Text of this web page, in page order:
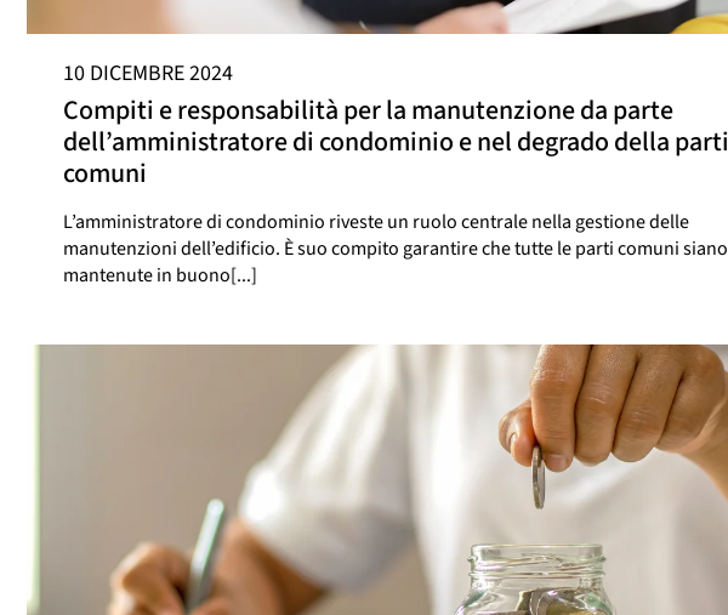
10 DICEMBRE 2024
Compiti e responsabilità per la manutenzione da parte
dell’amministratore di condominio e nel degrado della parti
comuni
L’amministratore di condominio riveste un ruolo centrale nella gestione delle
manutenzioni dell’edificio. È suo compito garantire che tutte le parti comuni siano
mantenute in buono[...]